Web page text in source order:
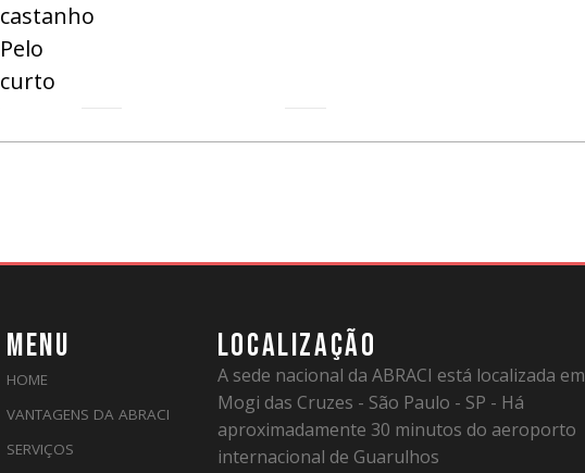
castanho
Pelo
curto
MENU
HOME
VANTAGENS DA ABRACI
SERVIÇOS
LOCALIZAÇÃO
A sede nacional da ABRACI está localizada em
Mogi das Cruzes - São Paulo - SP - Há
aproximadamente 30 minutos do aeroporto
internacional de Guarulhos